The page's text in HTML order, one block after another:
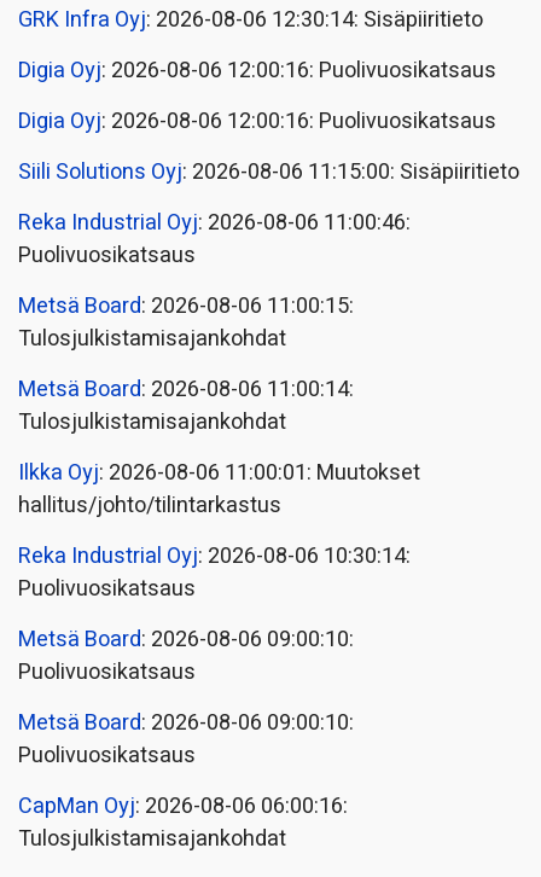
GRK Infra Oyj: 2026-08-06 12:30:14: Sisäpiiritieto
Digia Oyj: 2026-08-06 12:00:16: Puolivuosikatsaus
Digia Oyj: 2026-08-06 12:00:16: Puolivuosikatsaus
Siili Solutions Oyj: 2026-08-06 11:15:00: Sisäpiiritieto
Reka Industrial Oyj: 2026-08-06 11:00:46:
Puolivuosikatsaus
Metsä Board: 2026-08-06 11:00:15:
Tulosjulkistamisajankohdat
Metsä Board: 2026-08-06 11:00:14:
Tulosjulkistamisajankohdat
Ilkka Oyj: 2026-08-06 11:00:01: Muutokset
hallitus/johto/tilintarkastus
Reka Industrial Oyj: 2026-08-06 10:30:14:
Puolivuosikatsaus
Metsä Board: 2026-08-06 09:00:10:
Puolivuosikatsaus
Metsä Board: 2026-08-06 09:00:10:
Puolivuosikatsaus
CapMan Oyj: 2026-08-06 06:00:16:
Tulosjulkistamisajankohdat